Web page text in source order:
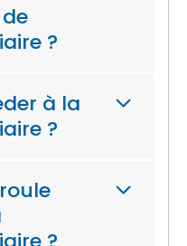
?
à la
?